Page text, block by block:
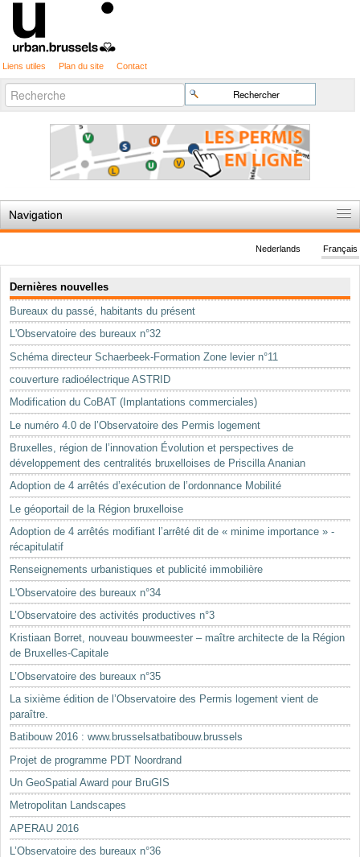
Liens utiles Plan du site Contact
Chercher par
Recherche
avancée…
Navigation
Règles du jeu
Permis d'urbanisme
Cartographie
Etudes et publications
Mots-clés
Renseignements urbanistiques
Français
Nederlands
Dernières nouvelles
Bureaux du passé, habitants du présent
L'Observatoire des bureaux n°32
Schéma directeur Schaerbeek-Formation Zone levier n°11
couverture radioélectrique ASTRID
Modification du CoBAT (Implantations commerciales)
Le numéro 4.0 de l’Observatoire des Permis logement
Bruxelles, région de l’innovation Évolution et perspectives de
développement des centralités bruxelloises de Priscilla Ananian
Adoption de 4 arrêtés d’exécution de l’ordonnance Mobilité
Le géoportail de la Région bruxelloise
Adoption de 4 arrêtés modifiant l’arrêté dit de « minime importance » -
récapitulatif
Renseignements urbanistiques et publicité immobilière
L'Observatoire des bureaux n°34
L’Observatoire des activités productives n°3
Kristiaan Borret, nouveau bouwmeester – maître architecte de la Région
de Bruxelles-Capitale
L’Observatoire des bureaux n°35
La sixième édition de l’Observatoire des Permis logement vient de
paraître.
Batibouw 2016 : www.brusselsatbatibouw.brussels
Projet de programme PDT Noordrand
Un GeoSpatial Award pour BruGIS
Metropolitan Landscapes
APERAU 2016
L’Observatoire des bureaux n°36